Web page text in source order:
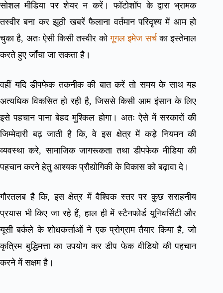
सोशल मीडिया पर शेयर न करें। फॉटोशॉप के द्वारा भ्रामक
तस्वीर बना कर झूठी खबरें फैलाना वर्तमान परिदृश्य में आम हो
चुका है, अतः ऐसी किसी तस्वीर कोगूगल इमेज सर्चका इस्तेमाल
करते हुए जाँचा जा सकता है।
वहीं यदि डीपफेक तकनीक की बात करें तो समय के साथ यह
अत्यधिक विकसित हो रही है, जिससे किसी आम इंसान के लिए
इसे पहचान पाना बेहद मुश्किल होगा। अतः ऐसे में सरकारों की
जिम्मेदारी बढ़ जाती है कि, वे इस क्षेत्र में कड़े नियमन की
व्यवस्था करे, सामाजिक जागरूकता तथा डीपफेक मीडिया की
पहचान करने हेतु आश्यक प्रौद्योगिकी के विकास को बढ़ावा दे।
गौरतलब है कि, इस क्षेत्र में वैश्विक स्तर पर कुछ सराहनीय
प्रयास भी किए जा रहे हैं, हाल ही में स्टैनफोर्ड यूनिवर्सिटी और
यूसी बर्कले के शोधकर्त्ताओं ने एक प्रोग्राम तैयार किया है, जो
कृत्रिम बुद्धिमत्ता का उपयोग कर डीप फेक वीडियो की पहचान
करने में सक्षम है।